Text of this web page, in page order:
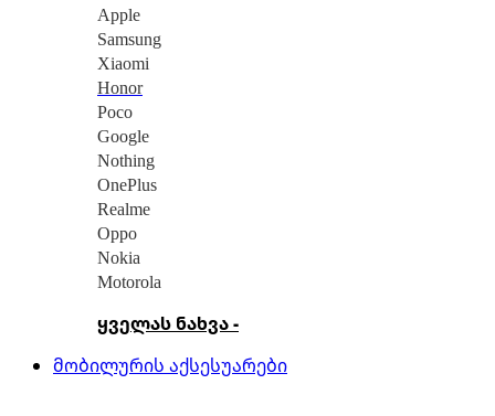
Apple
Samsung
Xiaomi
Honor
Poco
Google
Nothing
OnePlus
Realme
Oppo
Nokia
Motorola
ყველას ნახვა -
მობილურის აქსესუარები